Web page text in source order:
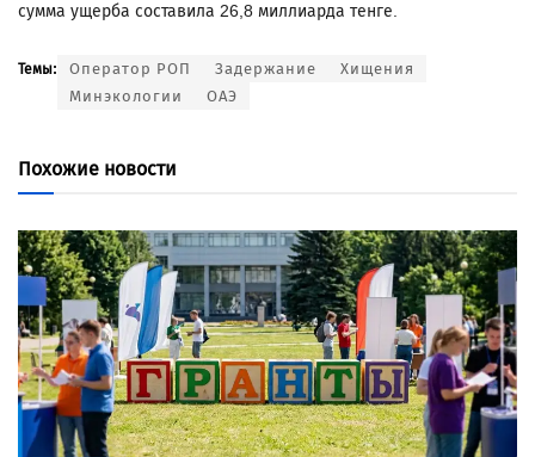
сумма ущерба составила 26,8 миллиарда тенге.
Темы: Оператор РОП Задержание
Хищения
Минэкологии
ОАЭ
Похожие новости